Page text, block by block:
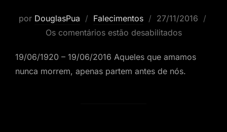
por DouglasPua Falecimentos
Postado
em
27/11/2016
Os comentários estão desabilitados
19/06/1920 – 19/06/2016 Aqueles que amamos
nunca morrem, apenas partem antes de nós.